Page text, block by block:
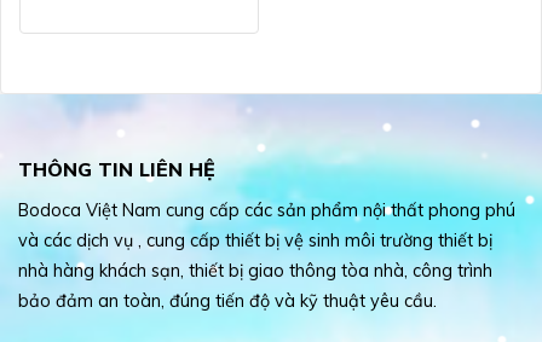
THÔNG TIN LIÊN HỆ
Bodoca Việt Nam cung cấp các sản phẩm nội thất phong phú
và các dịch vụ , cung cấp thiết bị vệ sinh môi trường thiết bị
nhà hàng khách sạn, thiết bị giao thông tòa nhà, công trình
bảo đảm an toàn, đúng tiến độ và kỹ thuật yêu cầu.